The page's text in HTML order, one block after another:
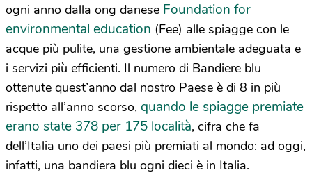
ogni anno dalla ong danese Foundation for
environmental education (Fee) alle spiagge con le
acque più pulite, una gestione ambientale adeguata e
i servizi più efficienti. Il numero di Bandiere blu
ottenute quest’anno dal nostro Paese è di 8 in più
rispetto all’anno scorso, quando le spiagge premiate
erano state 378 per 175 località, cifra che fa
dell’Italia uno dei paesi più premiati al mondo: ad oggi,
infatti, una bandiera blu ogni dieci è in Italia.